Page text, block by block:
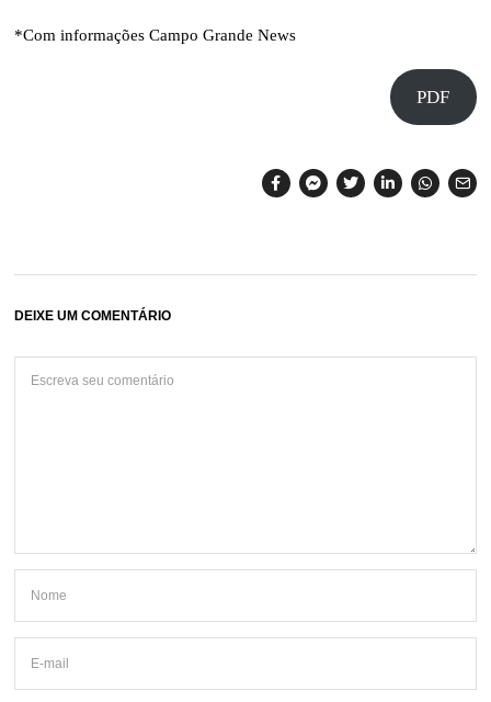
*Com informações Campo Grande News
PDF
DEIXE UM COMENTÁRIO